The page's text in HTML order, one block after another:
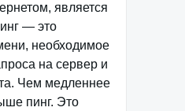
является
— это
необходимое
на сервер и
Чем медленнее
пинг. Это